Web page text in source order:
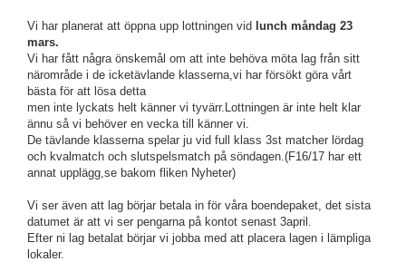
Vi har planerat att öppna upp lottningen vid lunch måndag 23
mars.
Vi har fått några önskemål om att inte behöva möta lag från sitt
närområde i de icketävlande klasserna,vi har försökt göra vårt
bästa för att lösa detta
men inte lyckats helt känner vi tyvärr.Lottningen är inte helt klar
ännu så vi behöver en vecka till känner vi.
De tävlande klasserna spelar ju vid full klass 3st matcher lördag
och kvalmatch och slutspelsmatch på söndagen.(F16/17 har ett
annat upplägg,se bakom fliken Nyheter)
Vi ser även att lag börjar betala in för våra boendepaket, det sista
datumet är att vi ser pengarna på kontot senast 3april.
Efter ni lag betalat börjar vi jobba med att placera lagen i lämpliga
lokaler.